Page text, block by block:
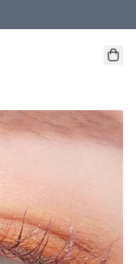
止♫
；買6件或以上8 折
；買6件或以上85 折；買8件
以上減HKD 32.00；買6
；買8件或以上85 折；買12
的送貨方式 )